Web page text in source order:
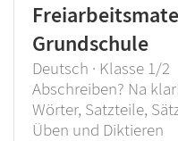
Grundschule
Deutsch · Klasse 1/2
Abschreiben? Na
Wörter, Satzteile,
Üben und Diktieren